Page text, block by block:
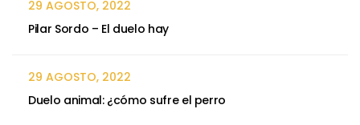
29 AGOSTO, 2022
Pilar Sordo – El duelo hay
29 AGOSTO, 2022
Duelo animal: ¿cómo sufre el perro